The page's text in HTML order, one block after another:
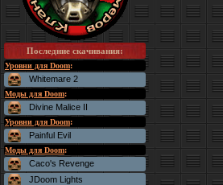
Последние скачивания:
Уровни для Doom:
Whitemare 2
Моды для Doom:
Divine Malice II
Уровни для Doom:
Painful Evil
Моды для Doom:
Caco's Revenge
JDoom Lights